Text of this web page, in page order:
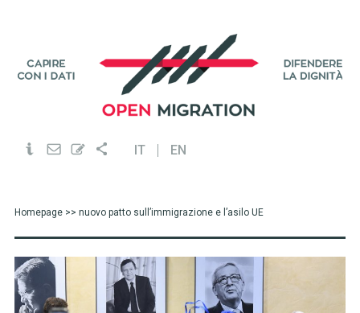
IT EN
Homepage>> nuovo patto sull’immigrazione e l’asilo UE